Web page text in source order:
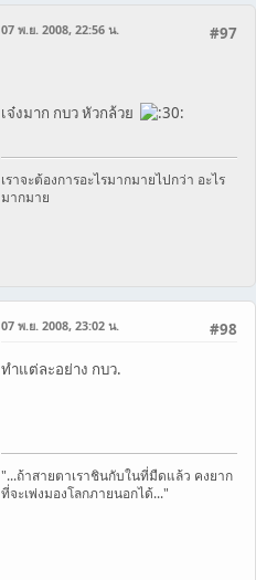
#97
07 พ.ย. 2008, 22:56 น.
เจ๋งมาก กบว หัวกล้วย
เราจะต้องการอะไรมากมายไปกว่า อะไร
มากมาย
#98
07 พ.ย. 2008, 23:02 น.
ทำแต่ละอย่าง กบว.
"...ถ้าสายตาเราชินกับในที่มืดแล้ว คงยาก
ที่จะเพ่งมองโลกภายนอกได้..."